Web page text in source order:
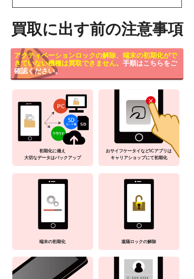
買取に出す前の注意事項
アクティベーションロックの解除、端末の初期化がで
きていない機種は買取できません。 手順はこちらをご
確認ください。
初期化に備え
大切なデータはバックアップ
おサイフケータイなどICアプリは
キャリアショップにて初期化
端末の初期化 遠隔ロックの解除